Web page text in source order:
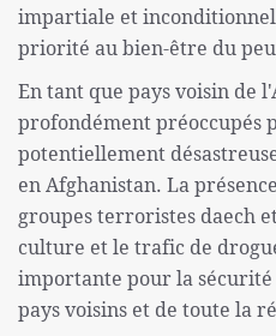
impartiale et
priorité au bien-être du
En tant que pays voisin de
profondément préoccupés
potentiellement
en Afghanistan. La
groupes terroristes daech
culture et le trafic de
importante pour la sécurité
pays voisins et de toute la